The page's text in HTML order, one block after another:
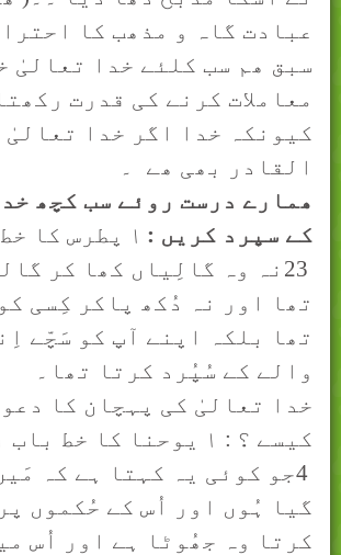
عبادت گاہ و مذھب کا
سبق ھم سب کلئے خدا تعالیٰ
معاملات کرنے کی قدرت
کيونکہ خدا اگر خدا تعالیٰ
القادر بھی ھے
۔
ھمارے درست روئے سب کچھ
کے سپرد کريں : ۱ پطرس کا
23 نہ وہ گالِیاں کھا کر
تھا اور نہ دُکھ پاکر کِسی
تھا بلکہ اپنے آپ کو سَچّے
والے کے سُپُرد کرتا تھا۔
خدا تعالیٰ کی پہچان کا
کيسے ؟ : ۱ يوحنا کا خط باب
4جو کوئی یہ کہتا ہے کہ
گیا ہُوں اور اُس کے حُکموں
کرتا وہ جھُوٹا ہے اور اُس